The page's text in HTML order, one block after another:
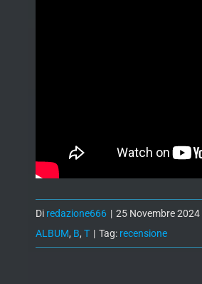
Di redazione666 | 25 Novembre 2024
ALBUM, B, T | Tag: recensione